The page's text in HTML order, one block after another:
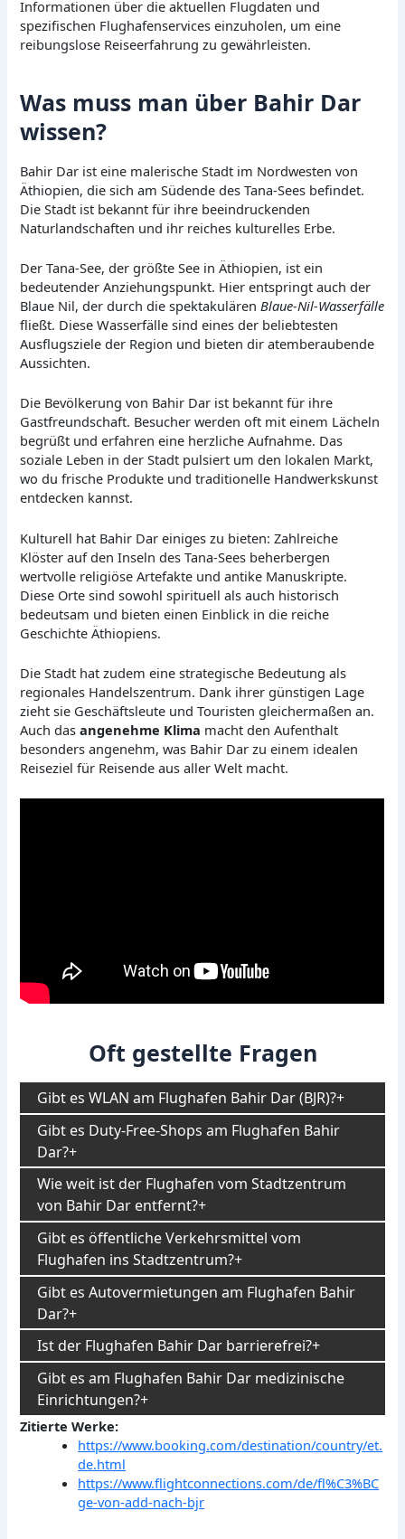
Informationen über die aktuellen Flugdaten und
spezifischen Flughafenservices einzuholen, um eine
reibungslose Reiseerfahrung zu gewährleisten.
Was muss man über Bahir Dar
wissen?
Bahir Dar ist eine malerische Stadt im Nordwesten von
Äthiopien, die sich am Südende des Tana-Sees befindet.
Die Stadt ist bekannt für ihre beeindruckenden
Naturlandschaften und ihr reiches kulturelles Erbe.
Der Tana-See, der größte See in Äthiopien, ist ein
bedeutender Anziehungspunkt. Hier entspringt auch der
Blaue Nil, der durch die spektakulärenBlaue-Nil-Wasserfälle
fließt. Diese Wasserfälle sind eines der beliebtesten
Ausflugsziele der Region und bieten dir atemberaubende
Aussichten.
Die Bevölkerung von Bahir Dar ist bekannt für ihre
Gastfreundschaft. Besucher werden oft mit einem Lächeln
begrüßt und erfahren eine herzliche Aufnahme. Das
soziale Leben in der Stadt pulsiert um den lokalen Markt,
wo du frische Produkte und traditionelle Handwerkskunst
entdecken kannst.
Kulturell hat Bahir Dar einiges zu bieten: Zahlreiche
Klöster auf den Inseln des Tana-Sees beherbergen
wertvolle religiöse Artefakte und antike Manuskripte.
Diese Orte sind sowohl spirituell als auch historisch
bedeutsam und bieten einen Einblick in die reiche
Geschichte Äthiopiens.
Die Stadt hat zudem eine strategische Bedeutung als
regionales Handelszentrum. Dank ihrer günstigen Lage
zieht sie Geschäftsleute und Touristen gleichermaßen an.
Auch dasangenehme Klima macht den Aufenthalt
besonders angenehm, was Bahir Dar zu einem idealen
Reiseziel für Reisende aus aller Welt macht.
Oft gestellte Fragen
Gibt es WLAN am Flughafen Bahir Dar (BJR)?
Gibt es Duty-Free-Shops am Flughafen Bahir
Dar?
Wie weit ist der Flughafen vom Stadtzentrum
von Bahir Dar entfernt?
Gibt es öffentliche Verkehrsmittel vom
Flughafen ins Stadtzentrum?
Gibt es Autovermietungen am Flughafen Bahir
Dar?
Ist der Flughafen Bahir Dar barrierefrei?
Gibt es am Flughafen Bahir Dar medizinische
Einrichtungen?
Zitierte Werke:
https://www.booking.com/destination/country/et.
de.html
https://www.flightconnections.com/de/fl%C3%BC
ge-von-add-nach-bjr